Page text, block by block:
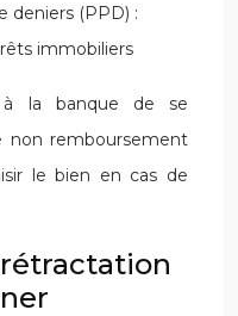
deniers (PPD) :
immobiliers
à la banque de se
non remboursement
le bien en cas de